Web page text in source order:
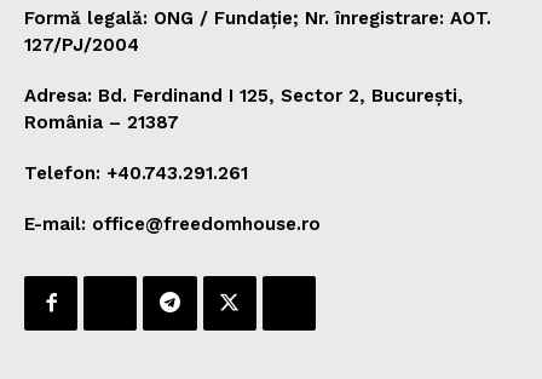
Formă legală: ONG / Fundație; Nr. înregistrare: AOT.
127/PJ/2004
Adresa: Bd. Ferdinand I 125, Sector 2, București,
România – 21387
Telefon: +40.743.291.261
E-mail: office@freedomhouse.ro